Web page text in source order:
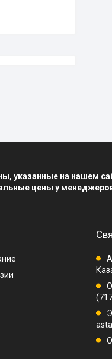
указанные на нашем
цены у